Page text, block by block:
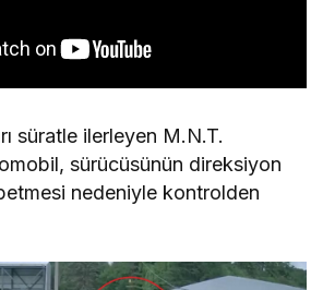
süratle ilerleyen M.N.T.
sürücüsünün direksiyon
nedeniyle kontrolden